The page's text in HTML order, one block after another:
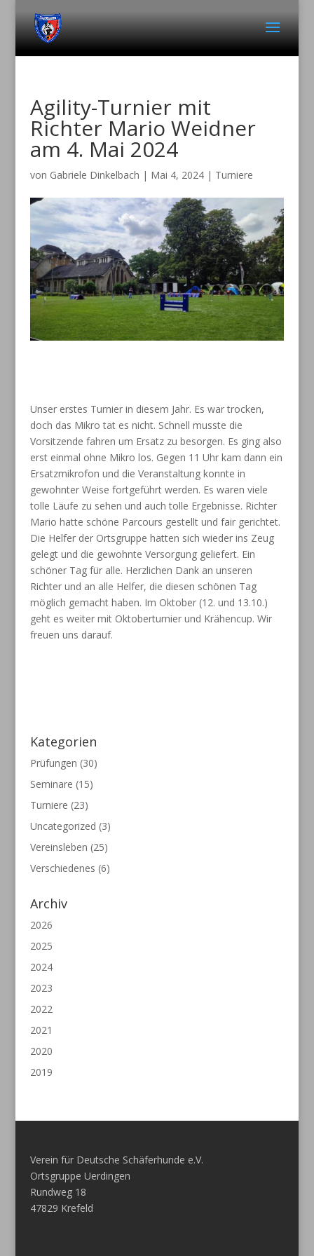
Agility-Turnier mit
Richter Mario Weidner
am 4. Mai 2024
von Gabriele Dinkelbach | Mai 4, 2024| Turniere
Unser erstes Turnier in diesem Jahr. Es war trocken,
doch das Mikro tat es nicht. Schnell musste die
Vorsitzende fahren um Ersatz zu besorgen. Es ging also
erst einmal ohne Mikro los. Gegen 11 Uhr kam dann ein
Ersatzmikrofon und die Veranstaltung konnte in
gewohnter Weise fortgeführt werden. Es waren viele
tolle Läufe zu sehen und auch tolle Ergebnisse. Richter
Mario hatte schöne Parcours gestellt und fair gerichtet.
Die Helfer der Ortsgruppe hatten sich wieder ins Zeug
gelegt und die gewohnte Versorgung geliefert. Ein
schöner Tag für alle. Herzlichen Dank an unseren
Richter und an alle Helfer, die diesen schönen Tag
möglich gemacht haben. Im Oktober (12. und 13.10.)
geht es weiter mit Oktoberturnier und Krähencup. Wir
freuen uns darauf.
Kategorien
Prüfungen (30)
Seminare (15)
Turniere (23)
Uncategorized (3)
Vereinsleben (25)
Verschiedenes (6)
Archiv
2026
2025
2024
2023
2022
2021
2020
2019
Verein für Deutsche Schäferhunde e.V.
Ortsgruppe Uerdingen
Rundweg 18
47829 Krefeld